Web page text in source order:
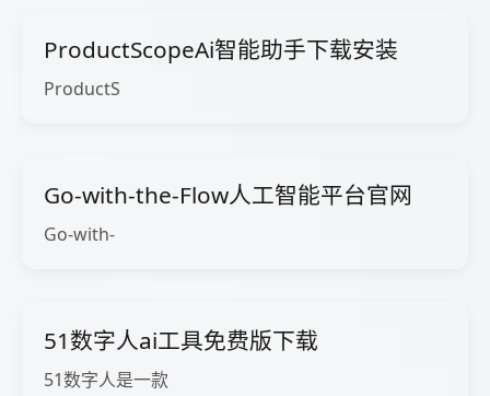
ProductScopeAi智能助手下载安装
ProductS
Go-with-the-Flow人工智能平台官网
Go-with-
51数字人ai工具免费版下载
51数字人是一款